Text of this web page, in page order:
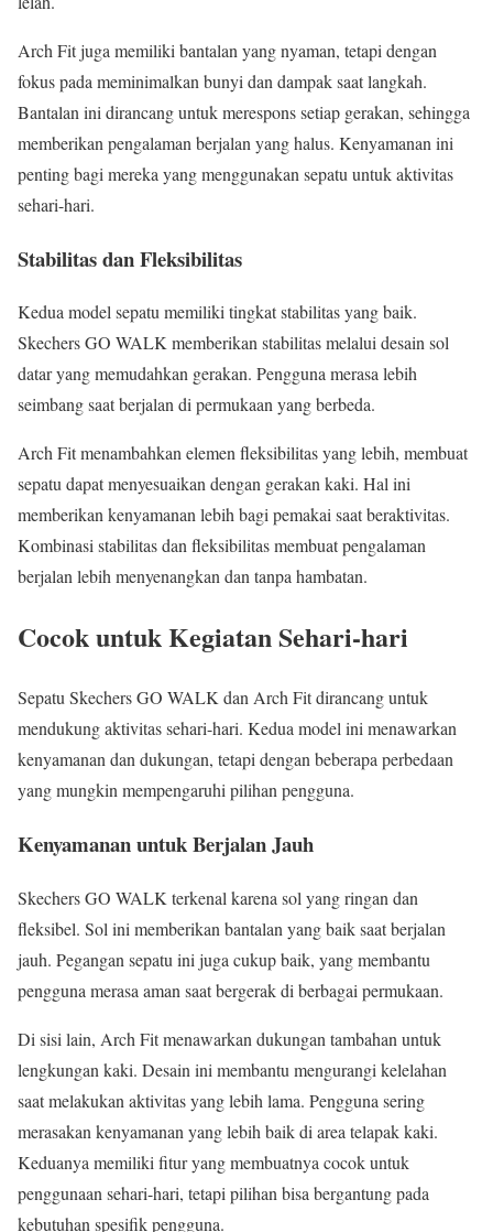
Arch Fit juga memiliki bantalan yang nyaman, tetapi dengan
fokus pada meminimalkan bunyi dan dampak saat langkah.
Bantalan ini dirancang untuk merespons setiap gerakan, sehingga
memberikan pengalaman berjalan yang halus. Kenyamanan ini
penting bagi mereka yang menggunakan sepatu untuk aktivitas
sehari-hari.
Stabilitas dan Fleksibilitas
Kedua model sepatu memiliki tingkat stabilitas yang baik.
Skechers GO WALK memberikan stabilitas melalui desain sol
datar yang memudahkan gerakan. Pengguna merasa lebih
seimbang saat berjalan di permukaan yang berbeda.
Arch Fit menambahkan elemen fleksibilitas yang lebih, membuat
sepatu dapat menyesuaikan dengan gerakan kaki. Hal ini
memberikan kenyamanan lebih bagi pemakai saat beraktivitas.
Kombinasi stabilitas dan fleksibilitas membuat pengalaman
berjalan lebih menyenangkan dan tanpa hambatan.
Cocok untuk Kegiatan Sehari-hari
Sepatu Skechers GO WALK dan Arch Fit dirancang untuk
mendukung aktivitas sehari-hari. Kedua model ini menawarkan
kenyamanan dan dukungan, tetapi dengan beberapa perbedaan
yang mungkin mempengaruhi pilihan pengguna.
Kenyamanan untuk Berjalan Jauh
Skechers GO WALK terkenal karena sol yang ringan dan
fleksibel. Sol ini memberikan bantalan yang baik saat berjalan
jauh. Pegangan sepatu ini juga cukup baik, yang membantu
pengguna merasa aman saat bergerak di berbagai permukaan.
Di sisi lain, Arch Fit menawarkan dukungan tambahan untuk
lengkungan kaki. Desain ini membantu mengurangi kelelahan
saat melakukan aktivitas yang lebih lama. Pengguna sering
merasakan kenyamanan yang lebih baik di area telapak kaki.
Keduanya memiliki fitur yang membuatnya cocok untuk
penggunaan sehari-hari, tetapi pilihan bisa bergantung pada
kebutuhan spesifik pengguna.